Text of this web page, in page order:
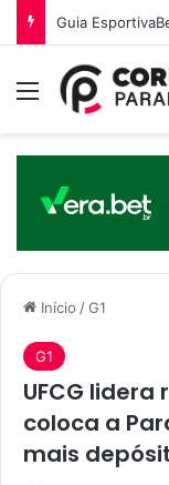
Guia
Menu
Início /G1
G1
UFCG
coloca a
mais